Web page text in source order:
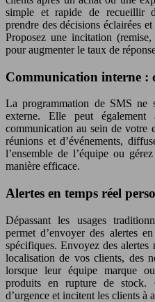
simple et rapide de recueillir
prendre des décisions éclairées
Proposez une incitation
pour augmenter le taux de
Communication interne :
La programmation de SMS ne
externe. Elle peut
communication au sein de votre
réunions et d’événements,
l’ensemble de l’équipe ou
manière efficace.
Alertes en temps réel
Dépassant les usages
permet d’envoyer des alertes
spécifiques. Envoyez des alertes
localisation de vos clients, des
lorsque leur équipe marque
produits en rupture de stock.
d’urgence et incitent les clients à